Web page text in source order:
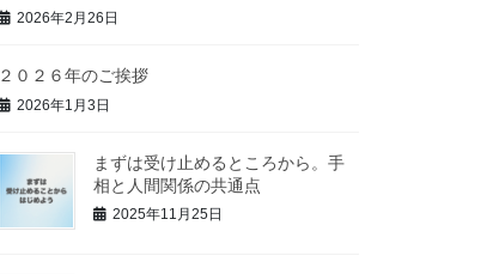
2026年2月26日
２０２６年のご挨拶
2026年1月3日
まずは受け止めるところから。手
相と人間関係の共通点
2025年11月25日